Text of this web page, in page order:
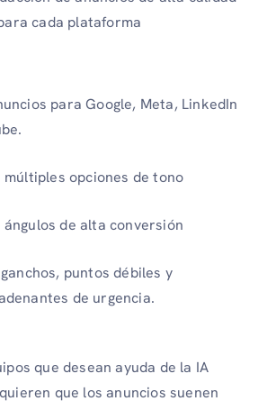
cada plataforma
para Google, Meta, LinkedIn
múltiples opciones de tono
de alta conversión
puntos débiles y
de urgencia.
que desean ayuda de la IA
que los anuncios suenen